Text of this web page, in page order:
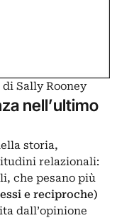
Sally Rooney
nell’ultimo
storia,
relazionali:
che pesano più
e reciproche)
dall’opinione